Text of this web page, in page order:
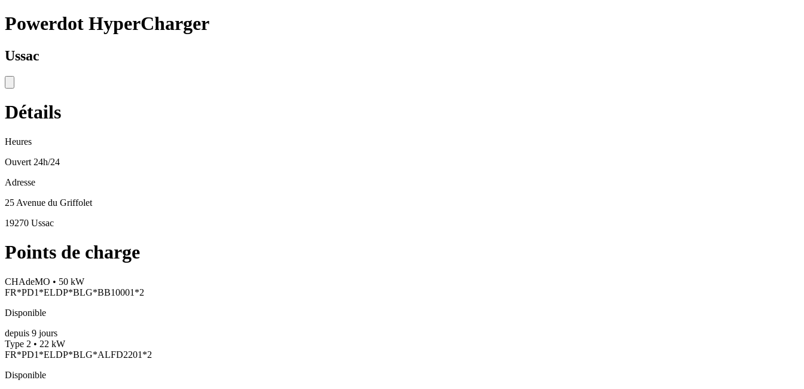
Powerdot HyperCharger
Ussac
Détails
Heures
Ouvert 24h/24
Adresse
25 Avenue du Griffolet
19270 Ussac
Points de charge
CHAdeMO • 50 kW
FR*PD1*ELDP*BLG*BB10001*2
Disponible
depuis 9 jours
Type 2 • 22 kW
FR*PD1*ELDP*BLG*ALFD2201*2
Disponible